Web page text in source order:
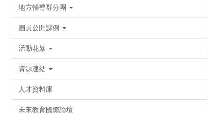
地方輔導群分團
團員公開課例
活動花絮
資源連結
人才資料庫
未來教育國際論壇